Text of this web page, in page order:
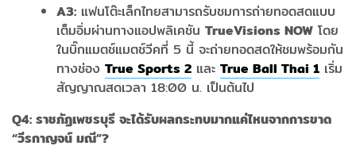
A3: แฟนโต๊ะเล็กไทยสามารถรับชมการถ่ายทอดสดแบบ
เต็มอิ่มผ่านทางแอปพลิเคชัน TrueVisions NOW โดย
ในบิ๊กแมตช์แมตช์วีคที่ 5 นี้ จะถ่ายทอดสดให้ชมพร้อมกัน
ทางช่อง True Sports 2 และ True Ball Thai 1 เริ่ม
สัญญาณสดเวลา 18:00 น. เป็นต้นไป
Q4: ราชภัฏเพชรบุรี จะได้รับผลกระทบมากแค่ไหนจากการขาด
“วีรกาญจน์ มณี”?